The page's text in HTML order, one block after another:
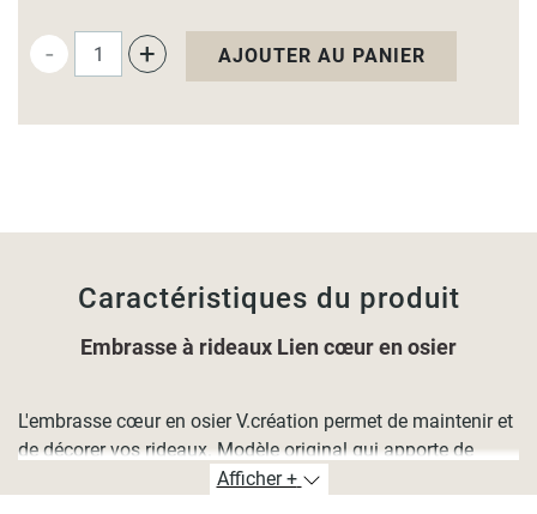
- + AJOUTER AU PANIER
Caractéristiques du produit
Embrasse à rideaux Lien cœur en osier
L'embrasse cœur en osier V.création permet de maintenir et
de décorer vos rideaux. Modèle original qui apporte de
l'élégance à votre intérieur.Afficher +